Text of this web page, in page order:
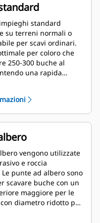
standard
su terreni normali o
per scavi ordinari.
per coloro che
250-300 buche al
una rapida
vengono utilizzate
e roccia
scavare buche con un
maggiore per le
diametro ridotto per